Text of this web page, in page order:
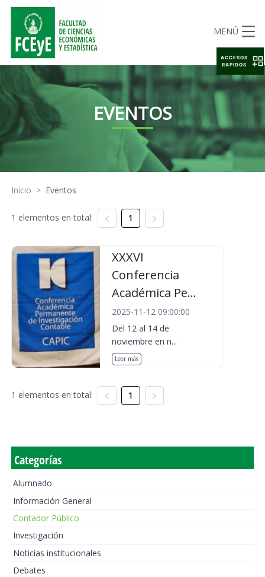
MENÚ
EVENTOS
Inicio > Eventos
1 elementos en total: 1
XXXVI
Conferencia
Académica Pe...
2025-11-12 09:00:00
Del 12 al 14 de
noviembre en n...
Leer más
1 elementos en total: 1
Categorías
Alumnado
Información General
Contador Público
Investigación
Noticias institucionales
Debates
ACCESOS
RAPIDOS